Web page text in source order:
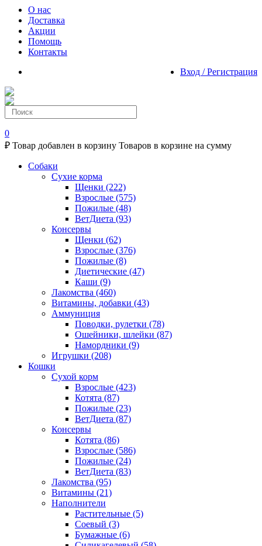
О нас
Доставка
Акции
Помощь
Контакты
Вход / Регистрация
0
₽ Товар добавлен в корзину Товаров в корзине на сумму
Собаки
Сухие корма
Щенки (222)
Взрослые (575)
Пожилые (48)
ВетДиета (93)
Консервы
Щенки (62)
Взрослые (376)
Пожилые (8)
Диетические (47)
Каши (9)
Лакомства (460)
Витамины, добавки (43)
Аммуниция
Поводки, рулетки (78)
Ошейники, шлейки (87)
Намордники (9)
Игрушки (208)
Кошки
Сухой корм
Взрослые (423)
Котята (87)
Пожилые (23)
ВетДиета (87)
Консервы
Котята (86)
Взрослые (586)
Пожилые (24)
ВетДиета (83)
Лакомства (95)
Витамины (21)
Наполнители
Растительные (5)
Соевый (3)
Бумажные (6)